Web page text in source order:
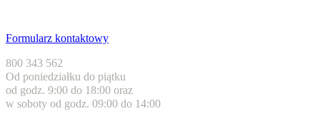
Formularz kontaktowy
800 343 562
Od poniedziałku do piątku
od godz. 9:00 do 18:00 oraz
w soboty od godz. 09:00 do 14:00